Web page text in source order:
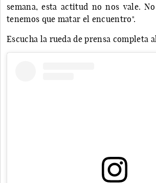
semana, esta actitud no nos vale.
tenemos que matar el encuentro".
Escucha la rueda de prensa completa